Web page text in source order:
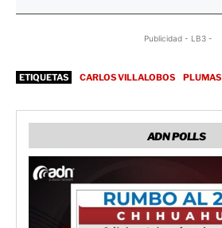
Publicidad - LB3 -
ETIQUETAS CARLOS VILLALOBOS PLUMAS
ADN POLLS